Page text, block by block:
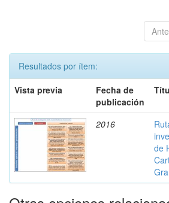
Resultados por ítem:
Vista previa
Fecha de
publicación
2016
de